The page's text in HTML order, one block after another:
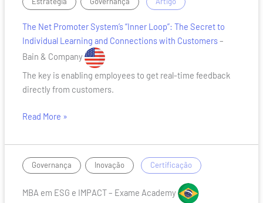
The Net Promoter System’s “Inner Loop”: The Secret to
Individual Learning and Connections with Customers–
Bain & Company
The key is enabling employees to get real-time feedback
directly from customers.
Net
Promoter
System’s
“Inner
Loop”:
The
Secret
to
Connections
Customers
Read More »
Governança , Inovação / Certificação
MBA em ESG e IMPACT – Exame Academy
MBA
em
ESG